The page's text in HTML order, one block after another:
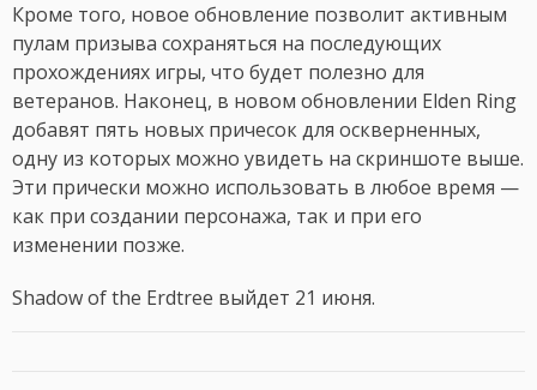
Кроме того, новое обновление позволит активным
пулам призыва сохраняться на последующих
прохождениях игры, что будет полезно для
ветеранов. Наконец, в новом обновлении Elden Ring
добавят пять новых причесок для оскверненных,
одну из которых можно увидеть на скриншоте выше.
Эти прически можно использовать в любое время —
как при создании персонажа, так и при его
изменении позже.
Shadow of the Erdtree выйдет 21 июня.